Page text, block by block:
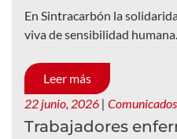
En Sintracarbón la
viva de sensibilidad humana.
Leer más
22 junio, 2026 | Comunicados
Trabajadores